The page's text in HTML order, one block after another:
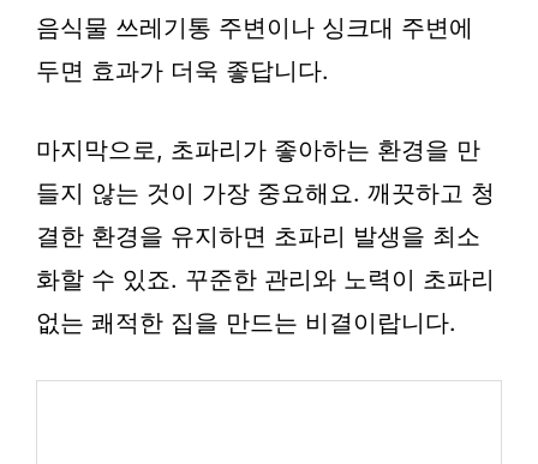
음식물 쓰레기통 주변이나 싱크대 주변에
두면 효과가 더욱 좋답니다.
마지막으로, 초파리가 좋아하는 환경을 만
들지 않는 것이 가장 중요해요. 깨끗하고 청
결한 환경을 유지하면 초파리 발생을 최소
화할 수 있죠. 꾸준한 관리와 노력이 초파리
없는 쾌적한 집을 만드는 비결이랍니다.